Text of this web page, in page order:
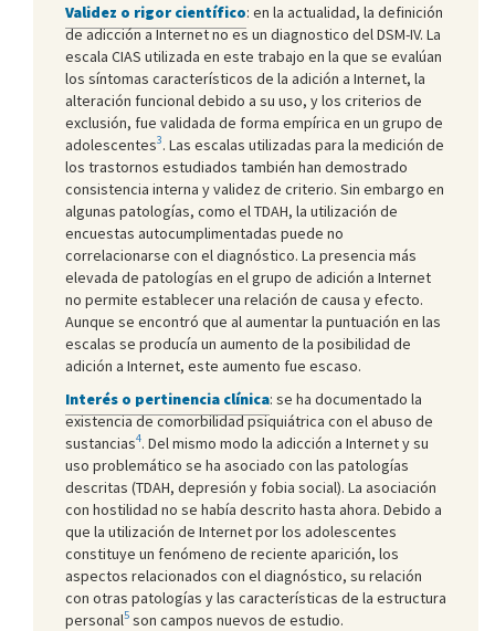
Validez o rigor científico: en la actualidad, la definición
de adicción a Internet no es un diagnostico del DSM-IV. La
escala CIAS utilizada en este trabajo en la que se evalúan
los síntomas característicos de la adición a Internet, la
alteración funcional debido a su uso, y los criterios de
exclusión, fue validada de forma empírica en un grupo de
adolescentes3. Las escalas utilizadas para la medición de
los trastornos estudiados también han demostrado
consistencia interna y validez de criterio. Sin embargo en
algunas patologías, como el TDAH, la utilización de
encuestas autocumplimentadas puede no
correlacionarse con el diagnóstico. La presencia más
elevada de patologías en el grupo de adición a Internet
no permite establecer una relación de causa y efecto.
Aunque se encontró que al aumentar la puntuación en las
escalas se producía un aumento de la posibilidad de
adición a Internet, este aumento fue escaso.
Interés o pertinencia clínica: se ha documentado la
existencia de comorbilidad psiquiátrica con el abuso de
sustancias4. Del mismo modo la adicción a Internet y su
uso problemático se ha asociado con las patologías
descritas (TDAH, depresión y fobia social). La asociación
con hostilidad no se había descrito hasta ahora. Debido a
que la utilización de Internet por los adolescentes
constituye un fenómeno de reciente aparición, los
aspectos relacionados con el diagnóstico, su relación
con otras patologías y las características de la estructura
personal5 son campos nuevos de estudio.